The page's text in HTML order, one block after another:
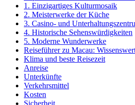
1. Einzigartiges Kulturmosaik
2. Meisterwerke der Küche
3. Casino- und
4. Historische Sehenswürdigkeiten
5. Moderne Wunderwerke
Reiseführer zu Macau:
Klima und beste Reisezeit
Anreise
Unterkünfte
Verkehrsmittel
Kosten
Sicherheit